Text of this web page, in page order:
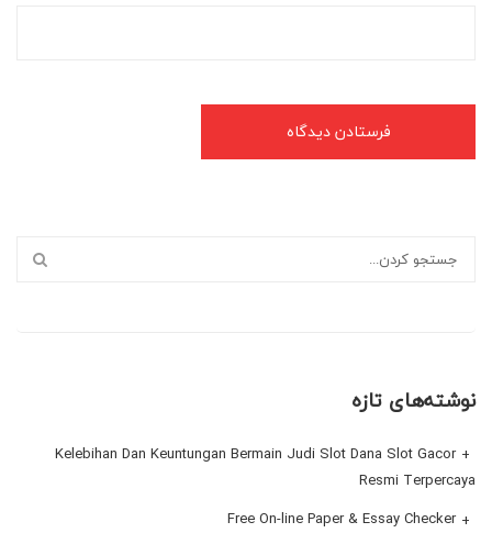
نوشته‌های تازه
Kelebihan Dan Keuntungan Bermain Judi Slot Dana Slot Gacor
Resmi Terpercaya
Free On-line Paper & Essay Checker